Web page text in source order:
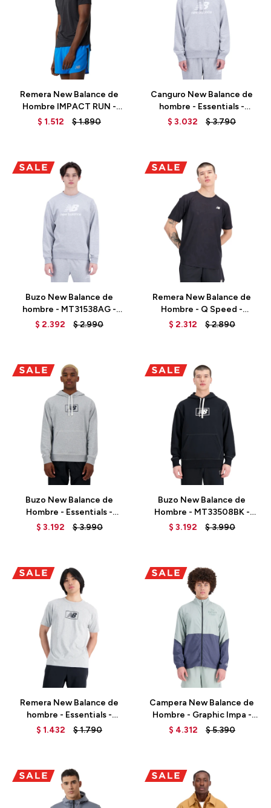
Remera New Balance de
Hombre IMPACT RUN -
MT21262BK - BLACK
$ 1.512 $1.890
Canguro New Balance de
hombre - Essentials -
MT31537AG - GREY
$ 3.032 $3.790
Buzo New Balance de
hombre - MT31538AG -
GREY
$ 2.392 $2.990
Remera New Balance de
Hombre - Q Speed -
MT33281BK - BLACK
$ 2.312 $2.890
Buzo New Balance de
Hombre - Essentials -
MT33508AG - GREY
$ 3.192 $3.990
Buzo New Balance de
Hombre - MT33508BK -
BLACK
$ 3.192 $3.990
Talle
Remera New Balance de
hombre - Essentials -
MT33512AG - GREY
$ 1.432 $1.790
Campera New Balance de
Hombre - Graphic Impa -
MJ21265JIR - GREEN
$ 4.312 $5.390